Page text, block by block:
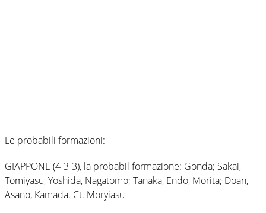
Le probabili formazioni:
GIAPPONE (4-3-3), la probabil formazione: Gonda; Sakai,
Tomiyasu, Yoshida, Nagatomo; Tanaka, Endo, Morita; Doan,
Asano, Kamada. Ct. Moryiasu